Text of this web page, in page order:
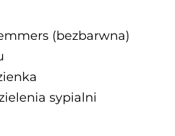
(bezbarwna)
sypialni